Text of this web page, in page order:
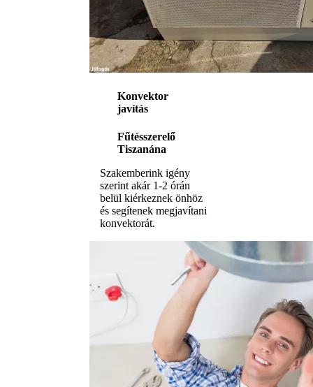
Konvektor
javítás
Fűtésszerelő
Tiszanána
Szakemberink igény
szerint akár 1-2 órán
belül kiérkeznek önhöz
és segítenek megjavítani
konvektorát.